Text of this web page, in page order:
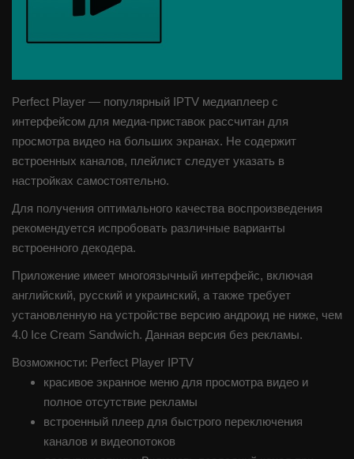
Perfect Player — популярный IPTV медиаплеер с
интерфейсом для медиа-приставок рассчитан для
просмотра видео на больших экранах. Не содержит
встроенных каналов, плейлист следует указать в
настройках самостоятельно.
Для получения оптимального качества воспроизведения
рекомендуется испробовать различные варианты
встроенного декодера.
Приложение имеет многоязычный интерфейс, включая
английский, русский и украинский, а также требует
установленную на устройстве версию андроид не ниже, чем
4.0 Ice Cream Sandwich. Данная версия без рекламы.
Возможности: Perfect Player IPTV
красивое экранное меню для просмотра видео и
полное отсутствие рекламы
встроенный плеер для быстрого переключения
каналов и видеопотоков